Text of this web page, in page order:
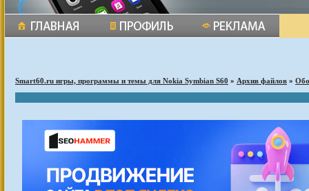
Smart60.ru игры, программы и темы для Nokia Symbian S60 » Архив файлов »